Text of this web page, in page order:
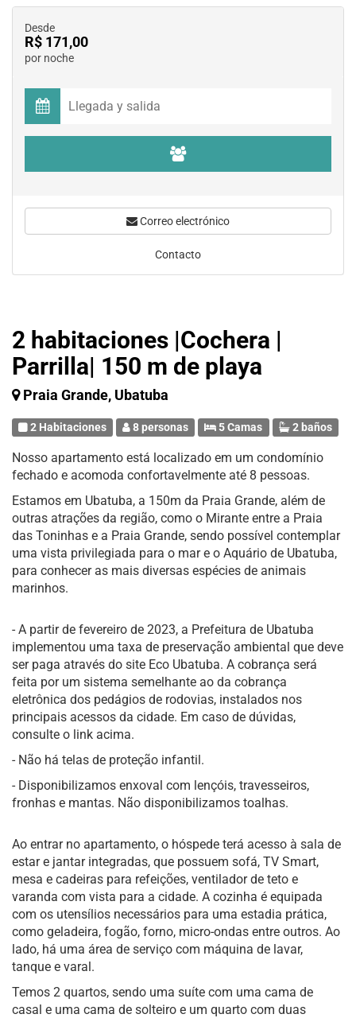
2 habitaciones |Cochera |
Parrilla| 150 m de playa
Praia Grande, Ubatuba
2 Habitaciones 8 personas 5 Camas 2 baños
Nosso apartamento está localizado em um condomínio
fechado e acomoda confortavelmente até 8 pessoas.
Estamos em Ubatuba, a 150m da Praia Grande, além de
outras atrações da região, como o Mirante entre a Praia
das Toninhas e a Praia Grande, sendo possível contemplar
uma vista privilegiada para o mar e o Aquário de Ubatuba,
para conhecer as mais diversas espécies de animais
marinhos.
- A partir de fevereiro de 2023, a Prefeitura de Ubatuba
implementou uma taxa de preservação ambiental que deve
ser paga através do site Eco Ubatuba. A cobrança será
feita por um sistema semelhante ao da cobrança
eletrônica dos pedágios de rodovias, instalados nos
principais acessos da cidade. Em caso de dúvidas,
consulte o link acima.
- Não há telas de proteção infantil.
- Disponibilizamos enxoval com lençóis, travesseiros,
fronhas e mantas. Não disponibilizamos toalhas.
Ao entrar no apartamento, o hóspede terá acesso à sala de
estar e jantar integradas, que possuem sofá, TV Smart,
mesa e cadeiras para refeições, ventilador de teto e
varanda com vista para a cidade. A cozinha é equipada
com os utensílios necessários para uma estadia prática,
como geladeira, fogão, forno, micro-ondas entre outros. Ao
lado, há uma área de serviço com máquina de lavar,
tanque e varal.
Temos 2 quartos, sendo uma suíte com uma cama de
casal e uma cama de solteiro e um quarto com duas
Desde
R$ 171,00
por noche
Correo electrónico
Contacto